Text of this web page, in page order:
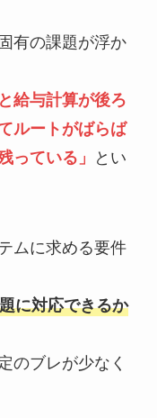
有の課題が浮か
給与計算が後ろ
ルートがばらば
っている」
とい
ムに求める要件
に対応できるか
のブレが少なく